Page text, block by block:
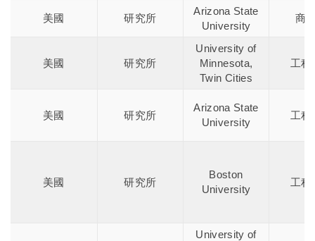
美國 研究所
Arizona State
University
商
美國 研究所
University of
Minnesota,
Twin Cities
工程
美國 研究所
Arizona State
University
工程
美國 研究所
Boston
University
工程
University of